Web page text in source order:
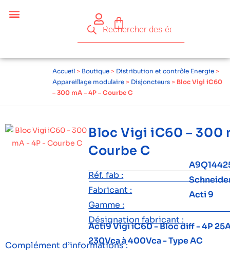
Accueil > Boutique > Distribution et contrôle Energie >
Appareillage modulaire > Disjoncteurs > Bloc Vigi iC60
– 300 mA – 4P – Courbe C
Bloc Vigi iC60 – 300
Courbe C
Réf. fab :
Fabricant :
Gamme :
Acti 9
Désignation fabricant :
Acti9 Vigi iC60 - Bloc diff - 4P
230Vca à 400Vca - Type AC
Complément d’informations :